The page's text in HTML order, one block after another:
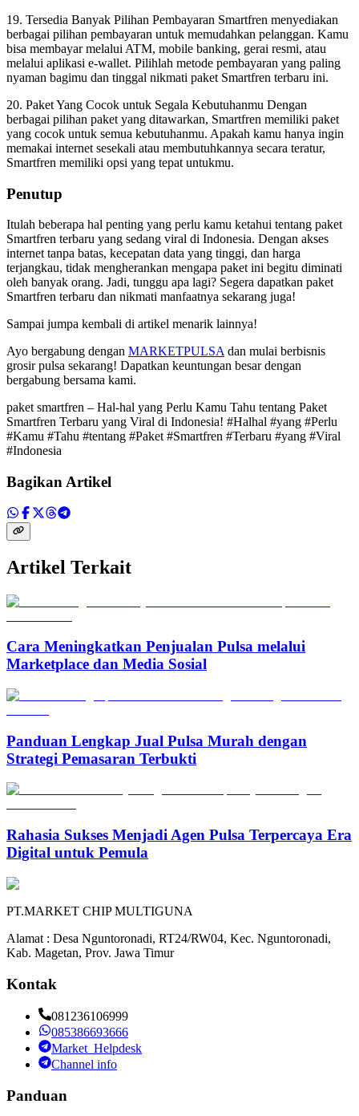
19. Tersedia Banyak Pilihan Pembayaran Smartfren menyediakan
berbagai pilihan pembayaran untuk memudahkan pelanggan. Kamu
bisa membayar melalui ATM, mobile banking, gerai resmi, atau
melalui aplikasi e-wallet. Pilihlah metode pembayaran yang paling
nyaman bagimu dan tinggal nikmati paket Smartfren terbaru ini.
20. Paket Yang Cocok untuk Segala Kebutuhanmu Dengan
berbagai pilihan paket yang ditawarkan, Smartfren memiliki paket
yang cocok untuk semua kebutuhanmu. Apakah kamu hanya ingin
memakai internet sesekali atau membutuhkannya secara teratur,
Smartfren memiliki opsi yang tepat untukmu.
Penutup
Itulah beberapa hal penting yang perlu kamu ketahui tentang paket
Smartfren terbaru yang sedang viral di Indonesia. Dengan akses
internet tanpa batas, kecepatan data yang tinggi, dan harga
terjangkau, tidak mengherankan mengapa paket ini begitu diminati
oleh banyak orang. Jadi, tunggu apa lagi? Segera dapatkan paket
Smartfren terbaru dan nikmati manfaatnya sekarang juga!
Sampai jumpa kembali di artikel menarik lainnya!
Ayo bergabung dengan MARKETPULSA dan mulai berbisnis
grosir pulsa sekarang! Dapatkan keuntungan besar dengan
bergabung bersama kami.
paket smartfren – Hal-hal yang Perlu Kamu Tahu tentang Paket
Smartfren Terbaru yang Viral di Indonesia! #Halhal #yang #Perlu
#Kamu #Tahu #tentang #Paket #Smartfren #Terbaru #yang #Viral
#Indonesia
Bagikan Artikel
Artikel Terkait
Cara Meningkatkan Penjualan Pulsa melalui
Marketplace dan Media Sosial
Panduan Lengkap Jual Pulsa Murah dengan
Strategi Pemasaran Terbukti
Rahasia Sukses Menjadi Agen Pulsa Terpercaya Era
Digital untuk Pemula
PT.MARKET CHIP MULTIGUNA
Alamat : Desa Nguntoronadi, RT24/RW04, Kec. Nguntoronadi,
Kab. Magetan, Prov. Jawa Timur
Kontak
081236106999
085386693666
Market_Helpdesk
Channel info
Panduan